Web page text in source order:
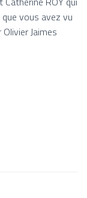
vous avez vu
Jaimes